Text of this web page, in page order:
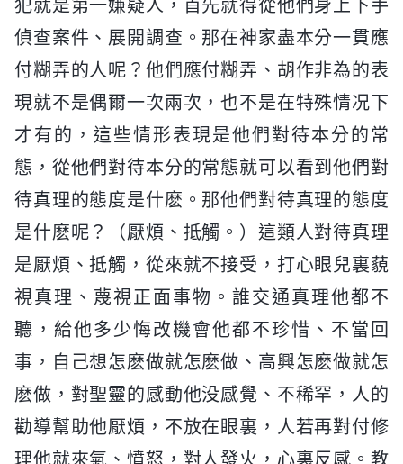
犯就是第一嫌疑人，首先就得從他們身上下手
偵查案件、展開調查。那在神家盡本分一貫應
付糊弄的人呢？他們應付糊弄、胡作非為的表
現就不是偶爾一次兩次，也不是在特殊情况下
才有的，這些情形表現是他們對待本分的常
態，從他們對待本分的常態就可以看到他們對
待真理的態度是什麽。那他們對待真理的態度
是什麽呢？（厭煩、抵觸。）這類人對待真理
是厭煩、抵觸，從來就不接受，打心眼兒裏藐
視真理、蔑視正面事物。誰交通真理他都不
聽，給他多少悔改機會他都不珍惜、不當回
事，自己想怎麽做就怎麽做、高興怎麽做就怎
麽做，對聖靈的感動他没感覺、不稀罕，人的
勸導幫助他厭煩，不放在眼裏，人若再對付修
理他就來氣、憤怒，對人發火，心裏反感。教